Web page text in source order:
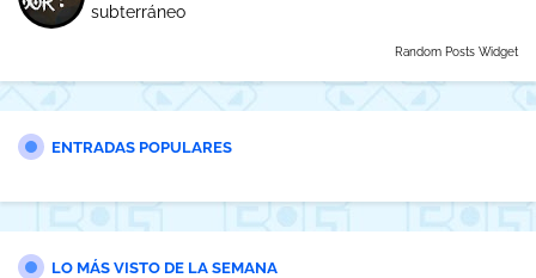
subterráneo
Random Posts Widget
ENTRADAS POPULARES
LO MÁS VISTO DE LA SEMANA